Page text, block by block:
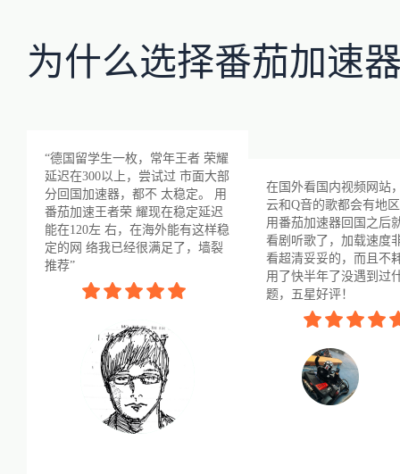
为什么选择番茄加速
“德国留学生一枚，常年王者 荣耀
延迟在300以上，尝试过 市面大部
分回国加速器，都不 太稳定。 用
番茄加速王者荣 耀现在稳定延迟
能在120左 右，在海外能有这样稳
定的网 络我已经很满足了，墙裂
推荐”
在国外看国内视频网站
云和Q音的歌都会有地
用番茄加速器回国之后
看剧听歌了，加载速度
看超清妥妥的，而且不
用了快半年了没遇到过
题，五星好评！